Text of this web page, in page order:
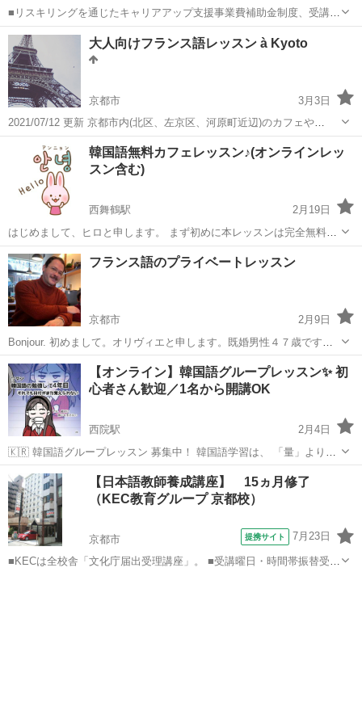
■リスキリングを通じたキャリアアップ支援事業費補助金制度、受講費
用の最大70％還付（要件有、詳細はお尋ねください） ■KECは全校舎
「文化庁届出受理講座」。 ■受講曜日・時間帯振替受講、校舎間振替
受講、休学制度、動画視聴（基...
京都 京都市 その他
大人向けフランス語レッスン à Kyoto
京都市
3月3日
2021/07/12 更新 京都市内(北区、左京区、河原町近辺)のカフェや
KOKOKAにて大人向けフランス語の個人レッスンをしています。 沢山
の生徒さんにレッスンを受けて頂いてます。 新しい生徒さん随時募集
中です。 講...
京都市 フランス語
韓国語無料カフェレッスン♪(オンラインレッ
スン含む)
西舞鶴駅
2月19日
はじめまして、ヒロと申します。 まず初めに本レッスンは完全無料の
ボランティアとなっています。韓国語に興味がある！新たにスキルを
身につけたい方はお気軽にお声掛けください♫ ★自己紹介 韓国語学
習歴16年の社会人です。 ...
京都 舞鶴市 西舞鶴駅 韓国語 レッスン
フランス語のプライベートレッスン
京都市
2月9日
Bonjour. 初めまして。オリヴィエと申します。既婚男性４７歳です。
京都市内に住んでいる、フランス語のレッスンは一時間2000円です。
北大路や河原町三条のカフェ店で、又は国際交流会館で、他のところ
でも一緒にフランス語のレ...
京都 京都市 フランス語 プライベートレッスン
【オンライン】韓国語グループレッスン✨ 初
心者さん歓迎／1名から開講OK
西院駅
2月4日
🇰🇷 韓国語グループレッスン 募集中！ 韓国語学習は、 「量」よりも
「続けること」が大切。 だからこそ、 無理なく続けられるクラスを作
りました。 ✔ 1回25分（集中しやすい） ✔ 月4回 ✔ 少人...
京都 京都市 西院駅 韓国語
【日本語教師養成講座】 15ヵ月修了
（KEC教育グループ 京都校）
京都市 提携サイト 7月23日
■KECは全校舎「文化庁届出受理講座」。 ■受講曜日・時間帯振替受